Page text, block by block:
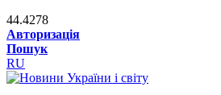
44.4278
Авторизація
Пошук
RU